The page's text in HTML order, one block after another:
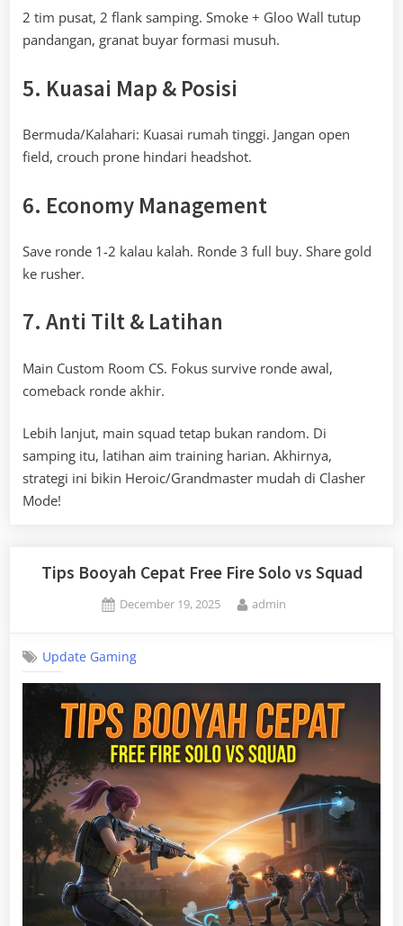
2 tim pusat, 2 flank samping. Smoke + Gloo Wall tutup
pandangan, granat buyar formasi musuh.
5. Kuasai Map & Posisi
Bermuda/Kalahari: Kuasai rumah tinggi. Jangan open
field, crouch prone hindari headshot.
6. Economy Management
Save ronde 1-2 kalau kalah. Ronde 3 full buy. Share gold
ke rusher.
7. Anti Tilt & Latihan
Main Custom Room CS. Fokus survive ronde awal,
comeback ronde akhir.
Lebih lanjut, main squad tetap bukan random. Di
samping itu, latihan aim training harian. Akhirnya,
strategi ini bikin Heroic/Grandmaster mudah di Clasher
Mode!
Tips Booyah Cepat Free Fire Solo vs Squad
Posted
December 19, 2025 By
admin
Update Gaming